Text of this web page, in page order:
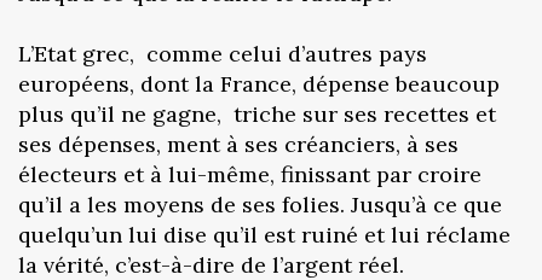
L’Etat grec, comme celui d’autres pays
européens, dont la France, dépense beaucoup
plus qu’il ne gagne, triche sur ses recettes et
ses dépenses, ment à ses créanciers, à ses
électeurs et à lui-même, finissant par croire
qu’il a les moyens de ses folies. Jusqu’à ce que
quelqu’un lui dise qu’il est ruiné et lui réclame
la vérité, c’est-à-dire de l’argent réel.